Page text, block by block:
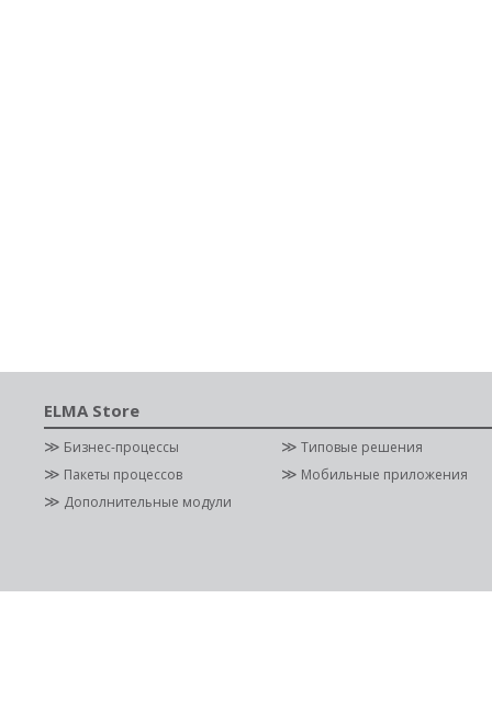
ELMA Store
≫ Бизнес-процессы
≫ Пакеты процессов
≫ Дополнительные модули
≫ Типовые решения
≫ Мобильные приложения